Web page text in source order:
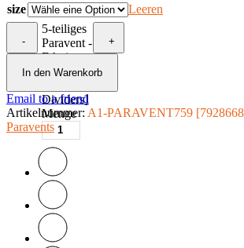
size Leeren
-
5-teiliges
Paravent -
Ethnic
Design II
Dividers]
Menge
+
In den Warenkorb
Email to a friend
Artikelnummer: A1-PARAVENT759
Paravents